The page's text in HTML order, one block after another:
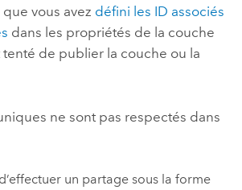
vous avez défini les ID associés
dans les propriétés de la couche
tenté de publier la couche ou la
ne sont pas respectés dans
un partage sous la forme